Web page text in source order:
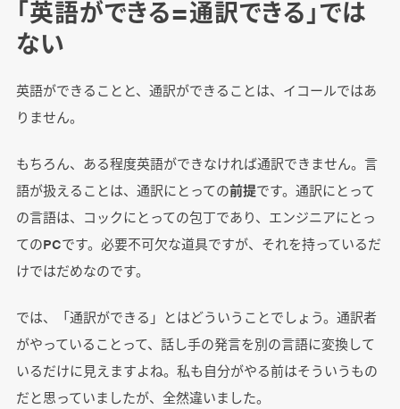
「英語ができる=通訳できる」では
ない
英語ができることと、通訳ができることは、イコールではあ
りません。
もちろん、ある程度英語ができなければ通訳できません。言
語が扱えることは、通訳にとっての前提です。通訳にとって
の言語は、コックにとっての包丁であり、エンジニアにとっ
てのPCです。必要不可欠な道具ですが、それを持っているだ
けではだめなのです。
では、「通訳ができる」とはどういうことでしょう。通訳者
がやっていることって、話し手の発言を別の言語に変換して
いるだけに見えますよね。私も自分がやる前はそういうもの
だと思っていましたが、全然違いました。